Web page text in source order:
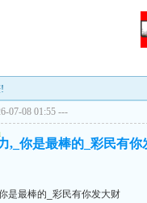
07-08 01:55 ---
,_你是最棒的_彩民有你
是最棒的_彩民有你发大财